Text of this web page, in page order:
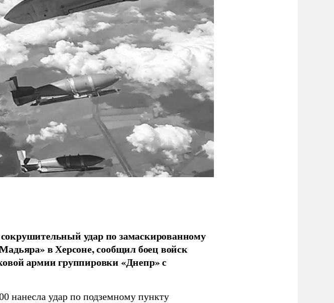
удар по замаскированному
в Херсоне, сообщил боец войск
армии группировки «Днепр» с
удар по подземному пункту